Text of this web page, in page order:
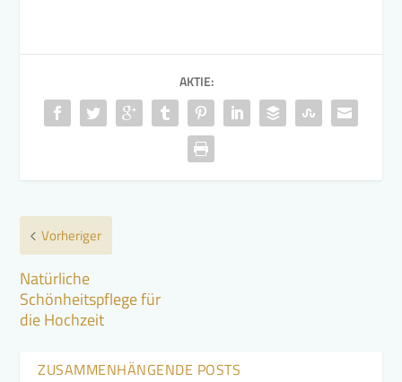
AKTIE:
Vorheriger
Natürliche
Schönheitspflege für
die Hochzeit
ZUSAMMENHÄNGENDE POSTS